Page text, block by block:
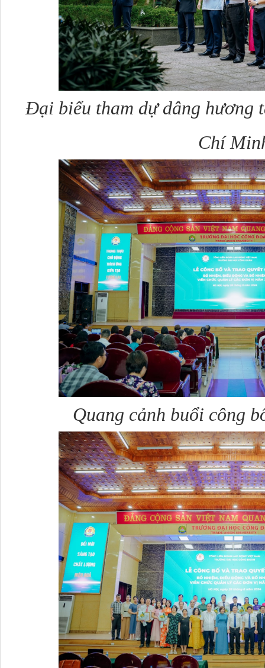
Đại biểu tham dự dâng hương
Chí
Quang cảnh buổi công